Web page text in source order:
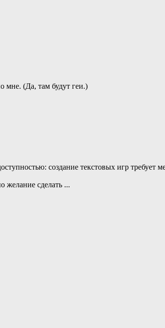
мне. (Да, там будут геи.)
создание текстовых игр требует
желание сделать ...